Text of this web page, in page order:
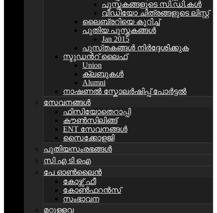
പുസ്തകങ്ങളുടെ സി.ഡി.കള്‍
വീഡിയോ ചിത്രങ്ങളുടെ ലിസ്റ്റ്
ലൈബ്രറിയെ കുറിച്ച്
പുതിയ പുസ്തകങ്ങള്‍
Jan 2015
പുസ്‌തകങ്ങൾ നിർദ്ദേശിക്കുക
സ്ടുഡന്‍റ്‌ ലൈഫ്
Union
ക്ലബുകള്‍
Alumni
നാഷണൽ സ്കോലർഷിപ്പ് പോർട്ടൽ
സേവനങ്ങൾ
ഫിസിയോതെറാപ്പി
കൗൺസിലിങ്ങ്
ENT സേവനങ്ങൾ
സൈക്കോളജി
പുതിയസംരഭങ്ങൾ
സി എ ടി ഐ
പേ ഓൺലൈൻ
കോഴ്സ് ഫീ
കോൺഫറൻസ്
സംഭാവന
മറ്റുള്ളവ